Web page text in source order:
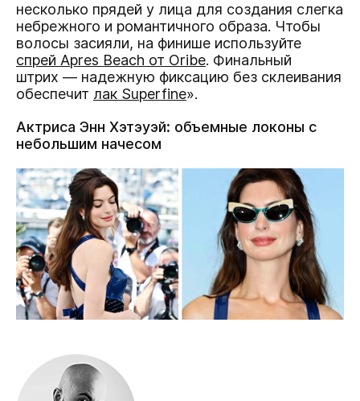
несколько прядей у лица для создания слегка
небрежного и романтичного образа. Чтобы
волосы засияли, на финише используйте
спрей Apres Beach от Oribe. Финальный
штрих — надежную фиксацию без склеивания
обеспечит лак Superfine».
Актриса Энн Хэтэуэй: объемные локоны с
небольшим начесом